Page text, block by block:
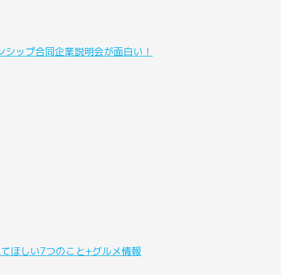
ップ合同企業説明会が面白い！
ほしい7つのこと+グルメ情報